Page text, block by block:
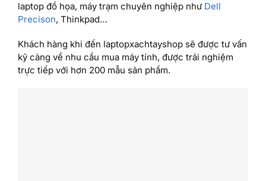
laptop đồ họa, máy trạm chuyên nghiệp như Dell
Precison, Thinkpad…
Khách hàng khi đến laptopxachtayshop sẽ được tư vấn
kỹ càng về nhu cầu mua máy tính, được trải nghiệm
trực tiếp với hơn 200 mẫu sản phẩm.